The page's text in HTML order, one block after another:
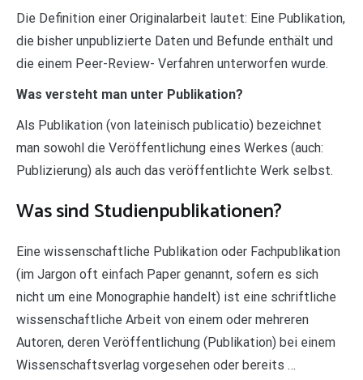
Die Definition einer Originalarbeit lautet: Eine Publikation,
die bisher unpublizierte Daten und Befunde enthält und
die einem Peer-Review- Verfahren unterworfen wurde.
Was versteht man unter Publikation?
Als Publikation (von lateinisch publicatio) bezeichnet
man sowohl die Veröffentlichung eines Werkes (auch:
Publizierung) als auch das veröffentlichte Werk selbst.
Was sind Studienpublikationen?
Eine wissenschaftliche Publikation oder Fachpublikation
(im Jargon oft einfach Paper genannt, sofern es sich
nicht um eine Monographie handelt) ist eine schriftliche
wissenschaftliche Arbeit von einem oder mehreren
Autoren, deren Veröffentlichung (Publikation) bei einem
Wissenschaftsverlag vorgesehen oder bereits …